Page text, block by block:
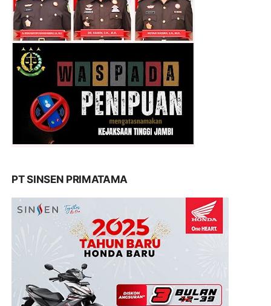
PT SINSEN PRIMATAMA